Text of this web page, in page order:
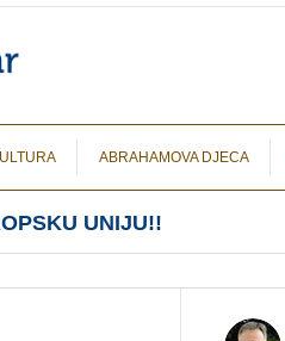
ABRAHAMOVA DJECA
UNIJU!!